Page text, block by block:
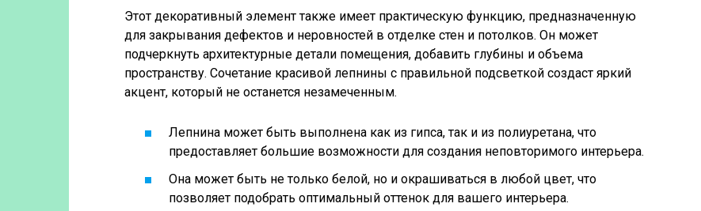
Этот декоративный элемент также имеет практическую функцию, предназначенную
для закрывания дефектов и неровностей в отделке стен и потолков. Он может
подчеркнуть архитектурные детали помещения, добавить глубины и объема
пространству. Сочетание красивой лепнины с правильной подсветкой создаст яркий
акцент, который не останется незамеченным.
Лепнина может быть выполнена как из гипса, так и из полиуретана, что
предоставляет большие возможности для создания неповторимого интерьера.
Она может быть не только белой, но и окрашиваться в любой цвет, что
позволяет подобрать оптимальный оттенок для вашего интерьера.